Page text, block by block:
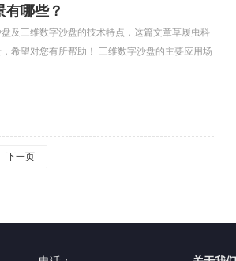
有哪些？
及三维数字沙盘的技术特点，这篇文章草履虫科
！ 三维数字沙盘的主要应用场
下一页